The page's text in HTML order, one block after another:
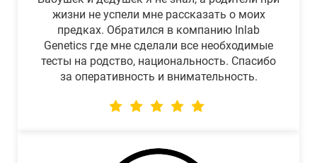
жизни не успели мне рассказать о моих
предках. Обратился в компанию Inlab
Genetics где мне сделали все необходимые
тесты на родство, национальность. Спасибо
за оперативность и внимательность.